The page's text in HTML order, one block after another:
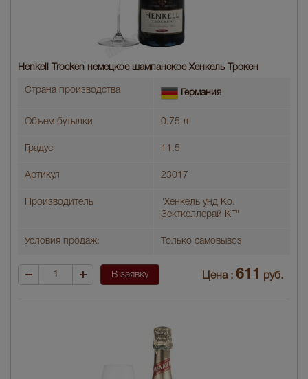
Henkell Trocken немецкое шампанское Хенкель Трокен
Страна производства Германия
Объем бутылки 0.75 л
Градус 11.5
Артикул 23017
Производитель
"Хенкель унд Ко.
Зекткеллерай КГ"
Условия продаж: Только самовывоз
В заявку Цена : 611 руб.